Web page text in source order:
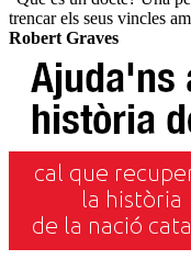
trencar els seus vincles
Robert Graves